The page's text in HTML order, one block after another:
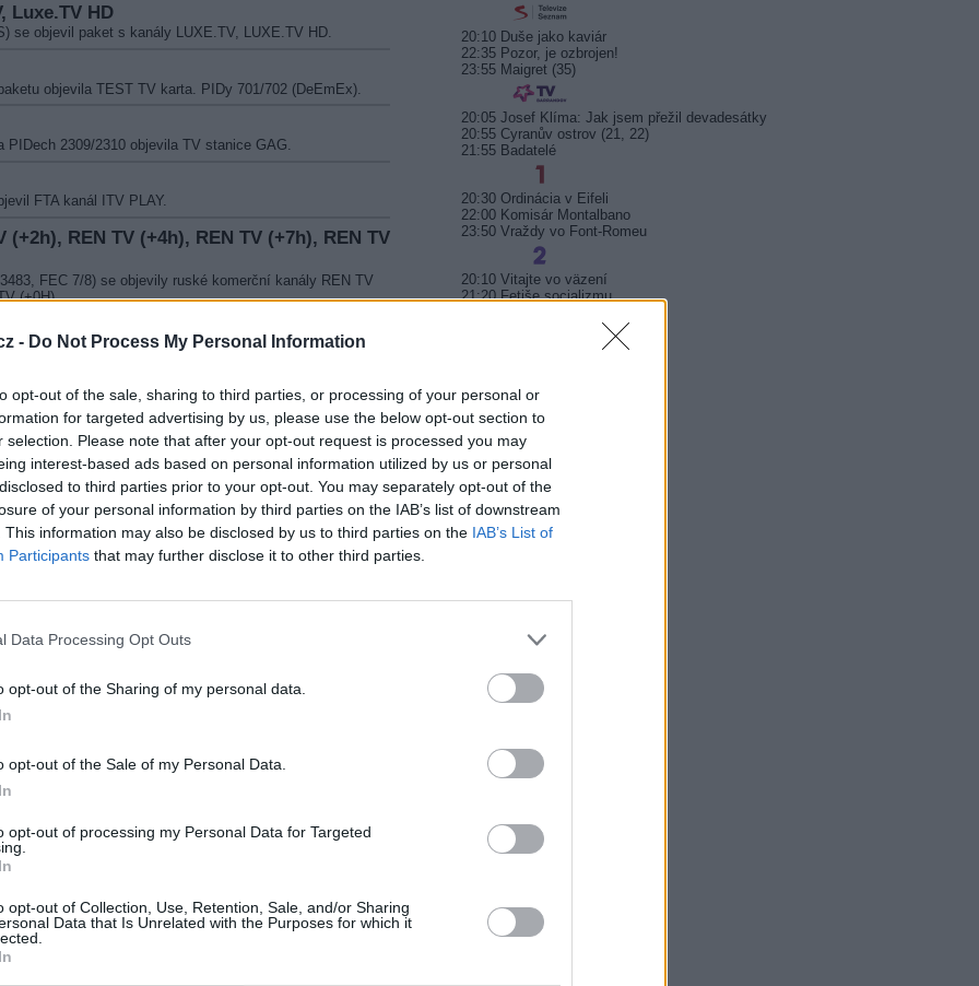
- Do Not Process My Personal Information
opt-out of the sale, sharing to third parties, or processing of your personal or
for targeted advertising by us, please use the below opt-out section to
selection. Please note that after your opt-out request is processed you may
interest-based ads based on personal information utilized by us or personal
to third parties prior to your opt-out. You may separately opt-out of the
of your personal information by third parties on the IAB’s list of downstream
This information may also be disclosed by us to third parties on the IAB’s List of
Participants that may further disclose it to other third parties.
Data Processing Opt Outs
opt-out of the Sharing of my personal data.
opt-out of the Sale of my Personal Data.
opt-out of processing my Personal Data for Targeted
opt-out of Collection, Use, Retention, Sale, and/or Sharing
Data that Is Unrelated with the Purposes for which it
Luxe.TV HD
se objevil paket s kanály LUXE.TV, LUXE.TV HD.
objevila TEST TV karta. PIDy 701/702 (DeEmEx).
PIDech 2309/2310 objevila TV stanice GAG.
FTA kanál ITV PLAY.
REN TV (+4h), REN TV (+7h), REN TV
FEC 7/8) se objevily ruské komerční kanály REN TV
(+0H).
PIDech 57/58 objevila TV stanice MITV.
TV stanice ECUAVISA.
TV
PIDech 356/612 ukončeno vysílání Quran TV. Na těchto
TV.
opět zakódován systémny Viaccess + Cryptoworks +
UK
dále pokračuje na freq. 12523/V a 12560/V (SR 27500,
D Çocuk
testy TV kanálů D SINEMAX, D ÇOCUK.
maďarská FTA stanice 4! STORY TV. PIDy 33/36
TV
objevila test karta NEW START TV.
nyní kyperská hudební televize MUSIC 24 nekódovaně,
20:10 Duše jako kaviár
22:35 Pozor, je ozbrojen!
23:55 Maigret (35)
20:05 Josef Klíma: Jak jsem přežil devadesátky
20:55 Cyranův ostrov (21, 22)
21:55 Badatelé
20:30 Ordinácia v Eifeli
22:00 Komisár Montalbano
23:50 Vraždy vo Font-Romeu
20:10 Vitajte vo väzení
21:20 Fetiše socializmu
22:30 Rodinné prípady
20:20 Území bílých králů (5)
21:25 Území bílých králů (6)
22:30 Advokátka Věra